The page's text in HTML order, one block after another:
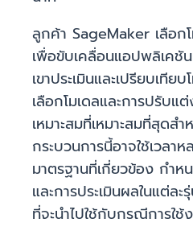
ลูกค้า SageMaker เลือก
เพื่อขับเคลื่อนแอปพลิเค
เขาประเมินและเปรียบเทีย
เลือกโมเดลและการปรับแ
เหมาะสมที่เหมาะสมที่สุดส
กระบวนการนี้อาจใช้เวลา
มาตรฐานที่เกี่ยวข้อง กำห
และการประเมินผลในแต่ล
ที่จะนำไปใช้กับกรณีการใช้